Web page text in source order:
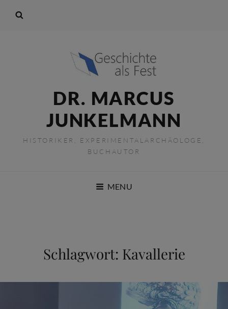
DR. MARCUS
JUNKELMANN
HISTORIKER, EXPERIMENTALARCHÄOLOGE,
BUCHAUTOR
MENU
Schlagwort: Kavallerie